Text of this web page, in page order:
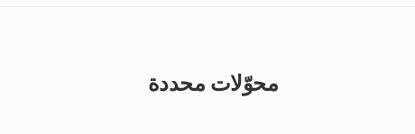
محوّلات محددة